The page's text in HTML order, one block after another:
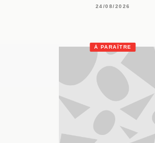
24/08/2026
À PARAÎTRE